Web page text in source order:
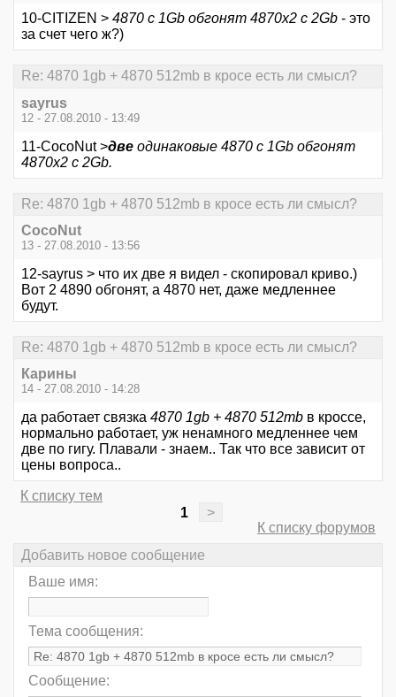
10-CITIZEN > 4870 с 1Gb обгонят 4870x2 c 2Gb - это
за счет чего ж?)
Re: 4870 1gb + 4870 512mb в кросе есть ли смысл?
sayrus
12 - 27.08.2010 - 13:49
11-CocoNut >две одинаковые 4870 с 1Gb обгонят
4870x2 c 2Gb.
Re: 4870 1gb + 4870 512mb в кросе есть ли смысл?
CocoNut
13 - 27.08.2010 - 13:56
12-sayrus > что их две я видел - скопировал криво.)
Вот 2 4890 обгонят, а 4870 нет, даже медленнее
будут.
Re: 4870 1gb + 4870 512mb в кросе есть ли смысл?
Карины
14 - 27.08.2010 - 14:28
да работает связка 4870 1gb + 4870 512mb в кроссе,
нормально работает, уж ненамного медленнее чем
две по гигу. Плавали - знаем.. Так что все зависит от
цены вопроса..
К списку тем
1
>
К списку форумов
Добавить новое сообщение
Ваше имя:
Тема сообщения:
Сообщение: